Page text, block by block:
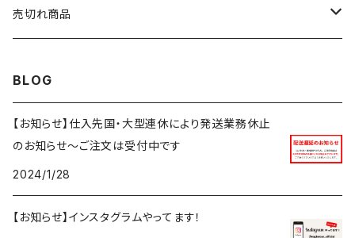
ベスト・ジレ
アウター
トップス
セットアップ
ボトムス
5XL
アウター
セットアップ
ボトムス
ボトムス
売切れ商品
BLOG
【お知らせ】仕入先国・大型連休により発送業務休止
のお知らせ～ご注文は受付中です
2024/1/28
【お知らせ】インスタグラムやってます！